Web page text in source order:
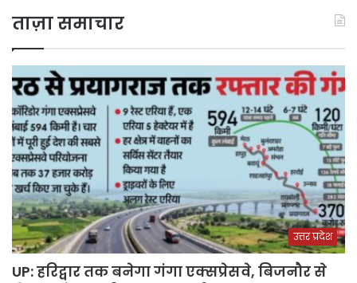
ताज़ा समाचार
उत्तर प्रदेश
UP: हरिद्वार तक बनेगा गंगा एक्सप्रेसवे, बिजनौर से